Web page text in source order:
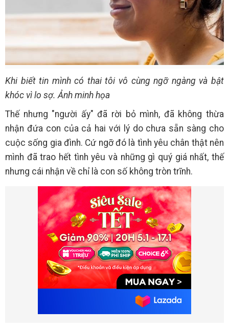
Khi biết tin mình có thai tôi vô cùng ngỡ ngàng và bật
khóc vì lo sợ. Ảnh minh họa
Thế nhưng "người ấy" đã rời bỏ mình, đã không thừa
nhận đứa con của cả hai với lý do chưa sẵn sàng cho
cuộc sống gia đình. Cứ ngỡ đó là tình yêu chân thật nên
mình đã trao hết tình yêu và những gì quý giá nhất, thế
nhưng cái nhận về chỉ là con số không tròn trĩnh.